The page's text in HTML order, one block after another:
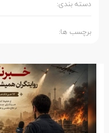
دسته بندی:
برچسب ها: